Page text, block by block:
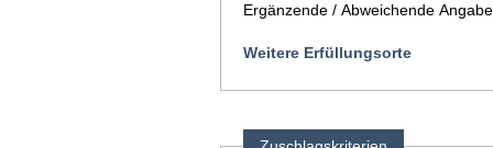
Ergänzende / Abweichende
Weitere Erfüllungsorte